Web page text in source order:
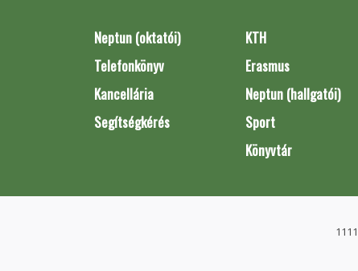
Neptun (oktatói)
Telefonkönyv
Kancellária
Segítségkérés
KTH
Erasmus
Neptun (hallgatói)
Sport
Könyvtár